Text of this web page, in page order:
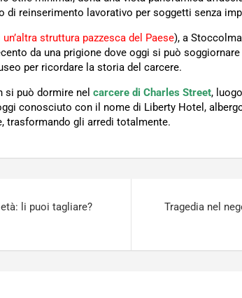
di reinserimento lavorativo per soggetti senza
struttura pazzesca del Paese), a Stoccolma
da una prigione dove oggi si può
per ricordare la storia del carcere.
si può dormire nel carcere di Charles Street,
conosciuto con il nome di Liberty Hotel,
trasformando gli arredi totalmente.
li puoi tagliare?
Tragedia nel